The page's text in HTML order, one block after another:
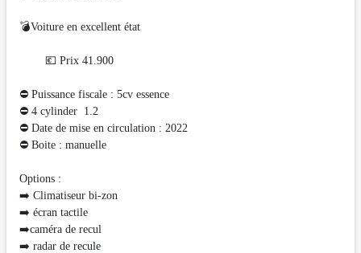
💣Voiture en excellent état
💶 Prix 41.900
⛔ Puissance fiscale : 5cv essence
⛔️ 4 cylinder 1.2
⛔ Date de mise en circulation : 2022
⛔ Boite : manuelle
Options :
➡️ Climatiseur bi-zon
➡️ écran tactile
➡️caméra de recul
➡️ radar de recule